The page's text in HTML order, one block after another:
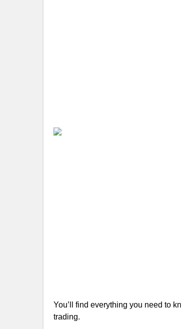
You’ll find everything you need to
trading.